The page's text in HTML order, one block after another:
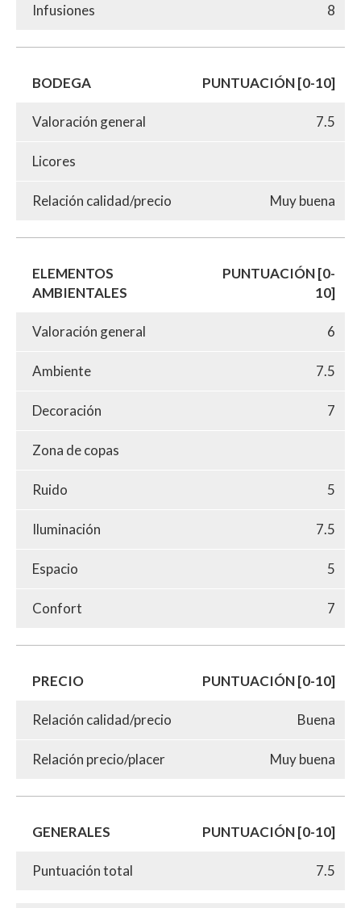
Infusiones 8
BODEGA PUNTUACIÓN [0-10]
Valoración general 7.5
Licores
Relación calidad/precio Muy buena
ELEMENTOS
AMBIENTALES
PUNTUACIÓN [0-
10]
Valoración general 6
Ambiente 7.5
Decoración 7
Zona de copas
Ruido 5
Iluminación 7.5
Espacio 5
Confort 7
PRECIO PUNTUACIÓN [0-10]
Relación calidad/precio Buena
Relación precio/placer Muy buena
GENERALES PUNTUACIÓN [0-10]
Puntuación total 7.5